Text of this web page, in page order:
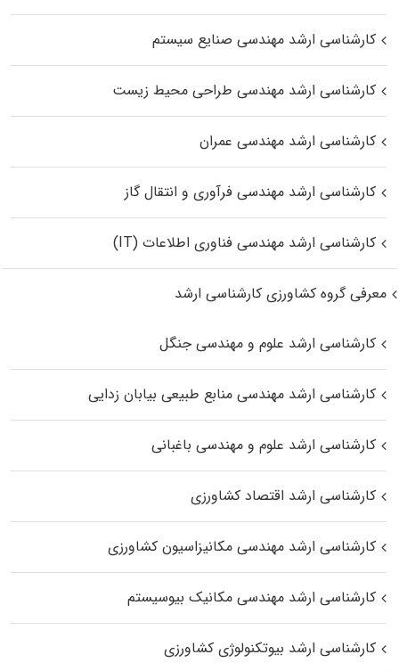
کارشناسی ارشد مهندسی صنایع سیستم
کارشناسی ارشد مهندسی طراحی محیط زیست
کارشناسی ارشد مهندسی عمران
کارشناسی ارشد مهندسی فرآوری و انتقال گاز
کارشناسی ارشد مهندسی فناوری اطلاعات (IT)
معرفی گروه کشاورزی کارشناسی ارشد
کارشناسی ارشد علوم و مهندسی جنگل
کارشناسی ارشد مهندسی منابع طبیعی بیابان زدایی
کارشناسی ارشد علوم و مهندسی باغبانی
کارشناسی ارشد اقتصاد کشاورزی
کارشناسی ارشد مهندسی مکانیزاسیون کشاورزی
کارشناسی ارشد مهندسی مکانیک بیوسیستم
کارشناسی ارشد بیوتکنولوژی کشاورزی